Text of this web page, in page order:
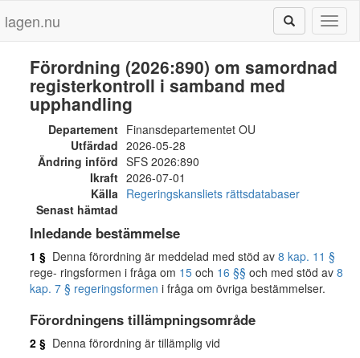
lagen.nu
Förordning (2026:890) om samordnad
registerkontroll i samband med
upphandling
Departement Finansdepartementet OU
Utfärdad 2026-05-28
Ändring införd SFS 2026:890
Ikraft 2026-07-01
Källa Regeringskansliets rättsdatabaser
Senast hämtad
Inledande bestämmelse
1 § Denna förordning är meddelad med stöd av 8 kap. 11 §
rege- ringsformen i fråga om 15 och 16 §§ och med stöd av 8
kap. 7 § regeringsformen i fråga om övriga bestämmelser.
Förordningens tillämpningsområde
2 § Denna förordning är tillämplig vid